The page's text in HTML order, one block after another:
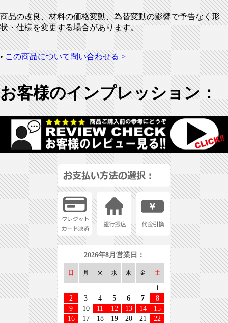
商品の改良、材料の価格変動、為替変動の影響で予告なく形
状・仕様を変更する場合があります。
•この商品について問い合わせる >
お客様のインプレッション：
2026年8月営業日：
日 月 火 水 木 金 土
1
2
3 4 5 6 7
8
9
10 11 12 13 14
15
16
17 18 19 20 21
22